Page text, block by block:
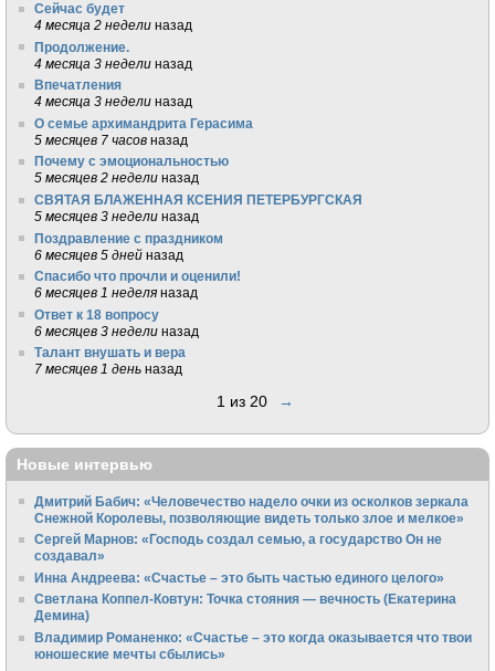
Сейчас будет
4 месяца 2 недели назад
Продолжение.
4 месяца 3 недели назад
Впечатления
4 месяца 3 недели назад
О семье архимандрита Герасима
5 месяцев 7 часов назад
Почему с эмоциональностью
5 месяцев 2 недели назад
СВЯТАЯ БЛАЖЕННАЯ КСЕНИЯ ПЕТЕРБУРГСКАЯ
5 месяцев 3 недели назад
Поздравление с праздником
6 месяцев 5 дней назад
Спасибо что прочли и оценили!
6 месяцев 1 неделя назад
Ответ к 18 вопросу
6 месяцев 3 недели назад
Талант внушать и вера
7 месяцев 1 день назад
1 из 20 →
Новые интервью
Дмитрий Бабич: «Человечество надело очки из осколков зеркала
Снежной Королевы, позволяющие видеть только злое и мелкое»
Сергей Марнов: «Господь создал семью, а государство Он не
создавал»
Инна Андреева: «Счастье – это быть частью единого целого»
Светлана Коппел-Ковтун: Точка стояния — вечность (Екатерина
Демина)
Владимир Романенко: «Счастье – это когда оказывается что твои
юношеские мечты сбылись»